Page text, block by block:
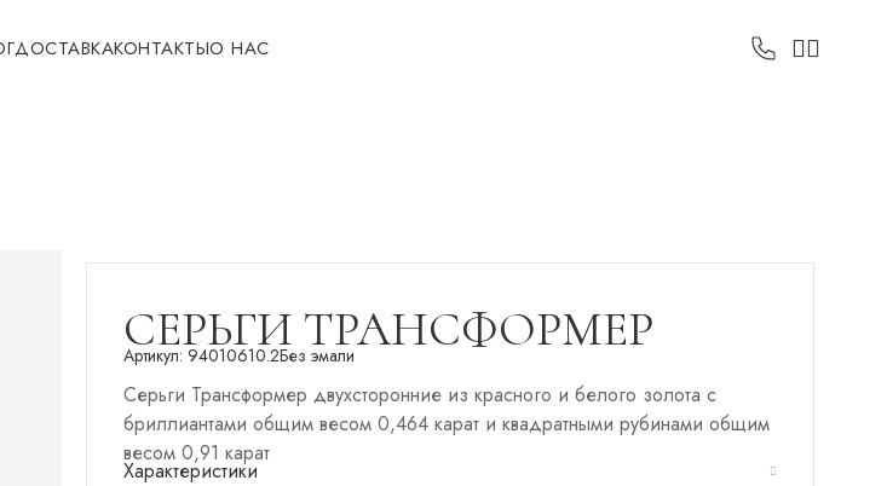
ДОСТАВКАКОНТАКТЫО НАС
СЕРЬГИ ТРАНСФОРМЕР
Артикул: 94010610.2Без эмали
Серьги Трансформер двухсторонние из красного и белого золота с
бриллиантами общим весом 0,464 карат и квадратными рубинами общим
весом 0,91 карат
Характеристики